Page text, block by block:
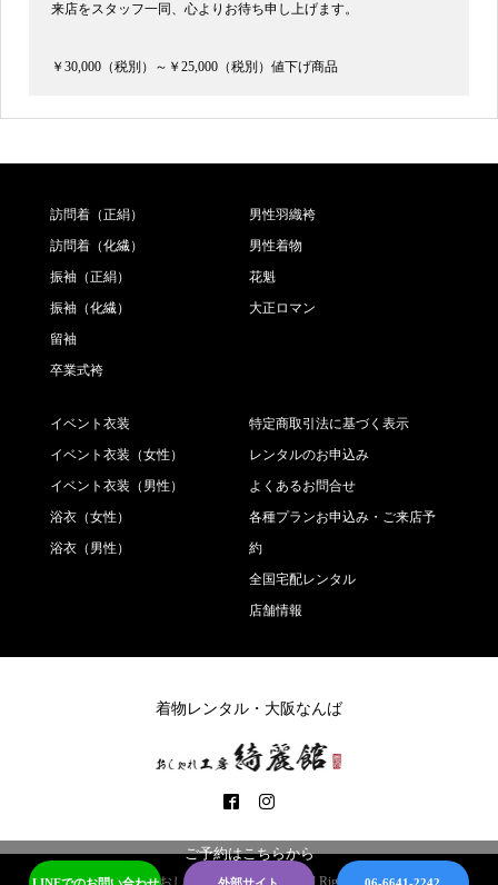
ご予約はこちらから
LINEでのお問い合わせ 外部サイト 06-6641-2242
来店をスタッフ一同、心よりお待ち申し上げます。
￥30,000（税別）～￥25,000（税別）値下げ商品
訪問着（正絹）
訪問着（化繊）
振袖（正絹）
振袖（化繊）
留袖
卒業式袴
男性羽織袴
男性着物
花魁
大正ロマン
イベント衣装
イベント衣装（女性）
イベント衣装（男性）
浴衣（女性）
浴衣（男性）
特定商取引法に基づく表示
レンタルのお申込み
よくあるお問合せ
各種プランお申込み・ご来店予
約
全国宅配レンタル
店舗情報
着物レンタル・大阪なんば
Copyright ©おしゃれ工房 綺麗館. All Rights Reserved.